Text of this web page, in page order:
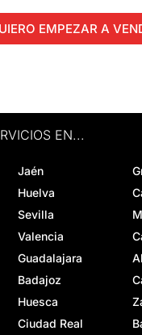
EMPEZAR A
EN...
Jaén
Huelva
Sevilla
Valencia
Guadalajara
Badajoz
Huesca
Ciudad Real